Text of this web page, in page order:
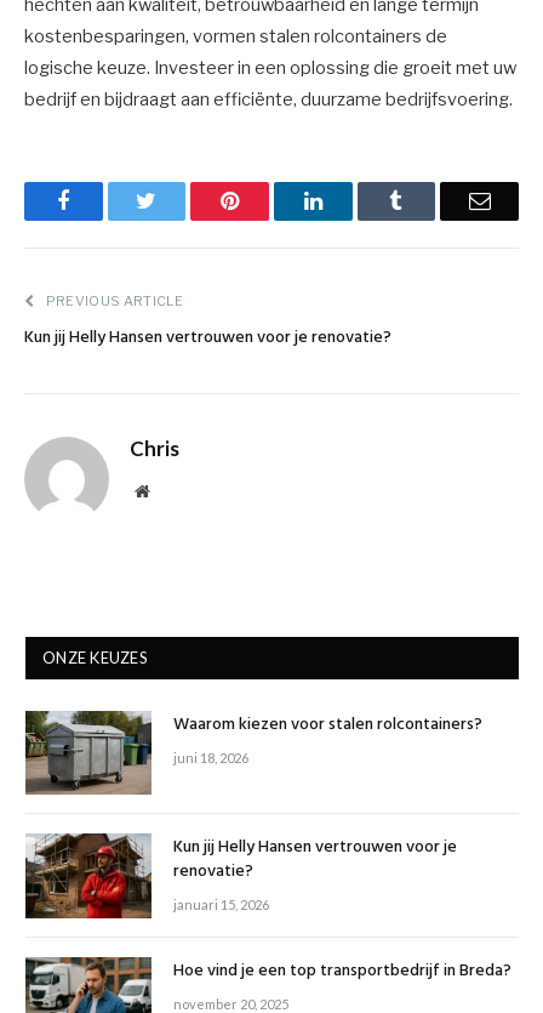
hechten aan kwaliteit, betrouwbaarheid en lange termijn
kostenbesparingen, vormen stalen rolcontainers de
logische keuze. Investeer in een oplossing die groeit met uw
bedrijf en bijdraagt aan efficiënte, duurzame bedrijfsvoering.
Facebook Pinterest LinkedIn Email
PREVIOUS ARTICLE
Kun jij Helly Hansen vertrouwen voor je renovatie?
Chris
Website
ONZE KEUZES
Waarom kiezen voor stalen rolcontainers?
juni 18, 2026
Kun jij Helly Hansen vertrouwen voor je
renovatie?
januari 15, 2026
Hoe vind je een top transportbedrijf in Breda?
november 20, 2025